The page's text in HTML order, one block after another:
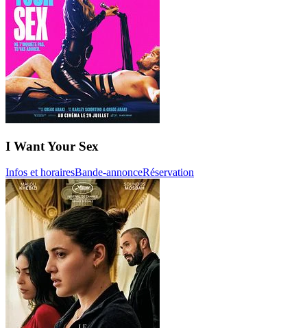
I Want Your Sex
Infos et horairesBande-annonceRéservation